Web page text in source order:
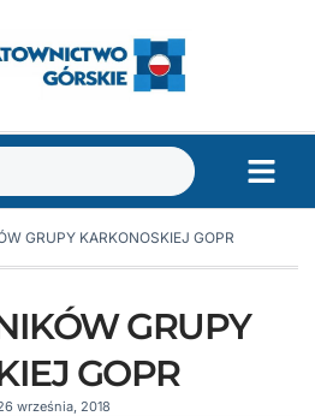
GRUPY KARKONOSKIEJ GOPR
GRUPY
GOPR
września, 2018